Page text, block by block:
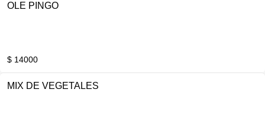
OLE PINGO
$ 14000
MIX DE VEGETALES